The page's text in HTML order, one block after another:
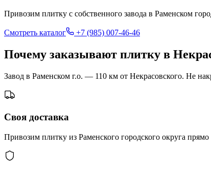
Привозим плитку с собственного завода в Раменском
Смотреть каталог +7 (985) 007-46-46
Почему заказывают плитку в
Завод в Раменском г.о. — 110 км от Некрасовского. Не
Своя доставка
Привозим плитку из Раменского городского округа